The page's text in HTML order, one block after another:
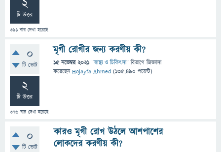
2
টি উত্তর
391 বার দেখা হয়েছে
0
টি ভোট
2
টি উত্তর
376 বার দেখা হয়েছে
মৃগী রোগীর জন্য করণীয় কী?
15 নভেম্বর 2021 "স্বাস্থ্য ও চিকিৎসা" বিভাগে জিজ্ঞাসা
করেছেনHojayfa Ahmed (135,490 পয়েন্ট)
0
টি ভোট
কারও মৃগী রোগ উঠলে আশপাশের
লোকদের করণীয় কী?